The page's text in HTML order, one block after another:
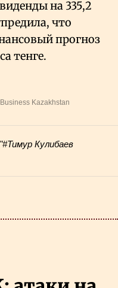
на 335,2
что
прогноз
тенге.
Kazakhstan
#Тимур Кулибаев